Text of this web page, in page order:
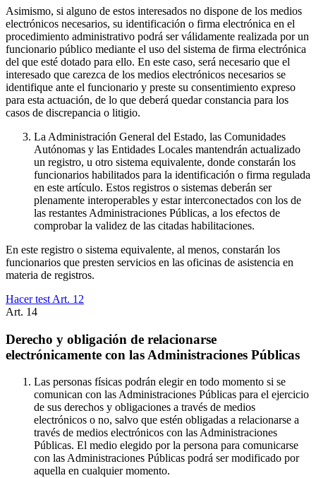
Asimismo, si alguno de estos interesados no dispone de los medios
electrónicos necesarios, su identificación o firma electrónica en el
procedimiento administrativo podrá ser válidamente realizada por un
funcionario público mediante el uso del sistema de firma electrónica
del que esté dotado para ello. En este caso, será necesario que el
interesado que carezca de los medios electrónicos necesarios se
identifique ante el funcionario y preste su consentimiento expreso
para esta actuación, de lo que deberá quedar constancia para los
casos de discrepancia o litigio.
La Administración General del Estado, las Comunidades
Autónomas y las Entidades Locales mantendrán actualizado
un registro, u otro sistema equivalente, donde constarán los
funcionarios habilitados para la identificación o firma regulada
en este artículo. Estos registros o sistemas deberán ser
plenamente interoperables y estar interconectados con los de
las restantes Administraciones Públicas, a los efectos de
comprobar la validez de las citadas habilitaciones.
En este registro o sistema equivalente, al menos, constarán los
funcionarios que presten servicios en las oficinas de asistencia en
materia de registros.
Hacer test Art. 12
Art. 14
Derecho y obligación de relacionarse
electrónicamente con las Administraciones Públicas
Las personas físicas podrán elegir en todo momento si se
comunican con las Administraciones Públicas para el ejercicio
de sus derechos y obligaciones a través de medios
electrónicos o no, salvo que estén obligadas a relacionarse a
través de medios electrónicos con las Administraciones
Públicas. El medio elegido por la persona para comunicarse
con las Administraciones Públicas podrá ser modificado por
aquella en cualquier momento.